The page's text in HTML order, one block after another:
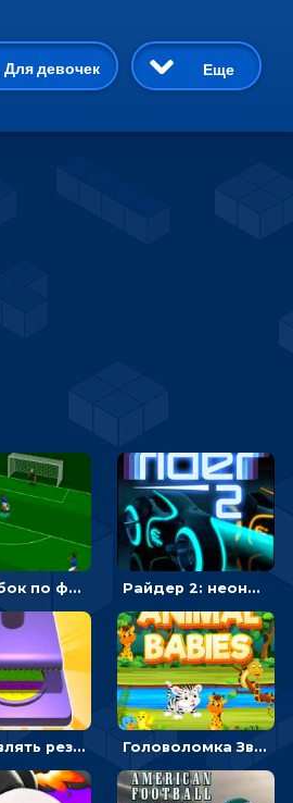
Для девочек
Приключения
Еще
Еврокубок по футболу 2021 в 3D: пасуй мяч и бей по воротам соперника Райдер 2: неоновые гонки на мотоциклах
Расставлять резиновые кубики, чтобы делать поп-ит - гиперказуальные Головоломка Звери-малыши: открывай карточки по очереди, чтобы найти одинаковые